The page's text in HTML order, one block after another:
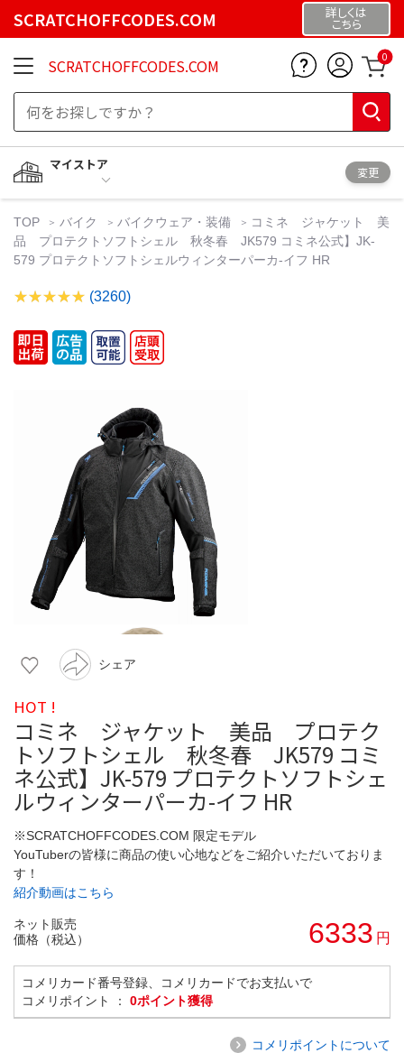
SCRATCHOFFCODES.COM 詳しくは
こちら
SCRATCHOFFCODES.COM 0
マイストア
変更
TOP バイク バイクウェア・装備
コミネ ジャケット 美
品 プロテクトソフトシェル 秋冬春 JK579 コミネ公式】JK-
579 プロテクトソフトシェルウィンターパーカ-イフ HR
(3260)
シェア
HOT !
コミネ ジャケット 美品 プロテク
トソフトシェル 秋冬春 JK579 コミ
ネ公式】JK-579 プロテクトソフトシェ
ルウィンターパーカ-イフ HR
※SCRATCHOFFCODES.COM 限定モデル
YouTuberの皆様に商品の使い心地などをご紹介いただいておりま
す！
紹介動画はこちら
ネット販売
価格（税込）
6333 円
コメリカード番号登録、コメリカードでお支払いで
コメリポイント ： 0ポイント獲得
コメリポイントについて